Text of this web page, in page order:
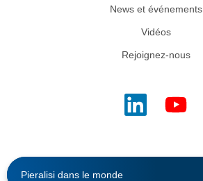
News et événements
Vidéos
Rejoignez-nous
Pieralisi dans le monde